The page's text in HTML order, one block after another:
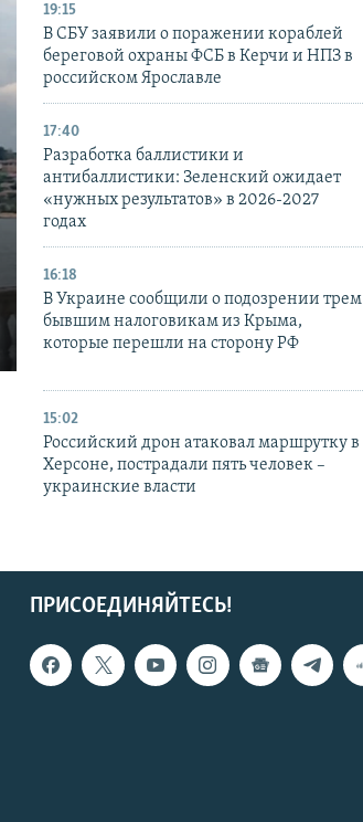
19:15
В СБУ заявили о поражении кораблей
береговой охраны ФСБ в Керчи и НПЗ в
российском Ярославле
17:40
Разработка баллистики и
антибаллистики: Зеленский ожидает
«нужных результатов» в 2026-2027
годах
16:18
В Украине сообщили о подозрении трем
бывшим налоговикам из Крыма,
которые перешли на сторону РФ
15:02
Российский дрон атаковал маршрутку в
Херсоне, пострадали пять человек –
украинские власти
ПРИСОЕДИНЯЙТЕСЬ!